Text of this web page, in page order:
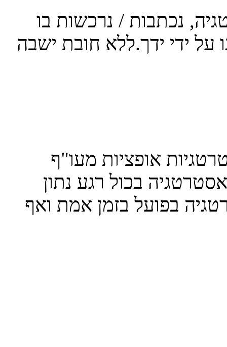
נכתבות / נרכשות בו
על ידי ידך.ללא חובת ישבה
אופציות מעו"ף
בכול רגע נתון
בפועל בזמן אמת ואף